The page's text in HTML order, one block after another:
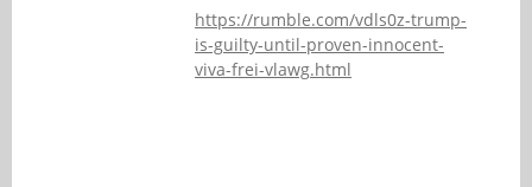
https://rumble.com/vdls0z-trump-
is-guilty-until-proven-innocent-
viva-frei-vlawg.html